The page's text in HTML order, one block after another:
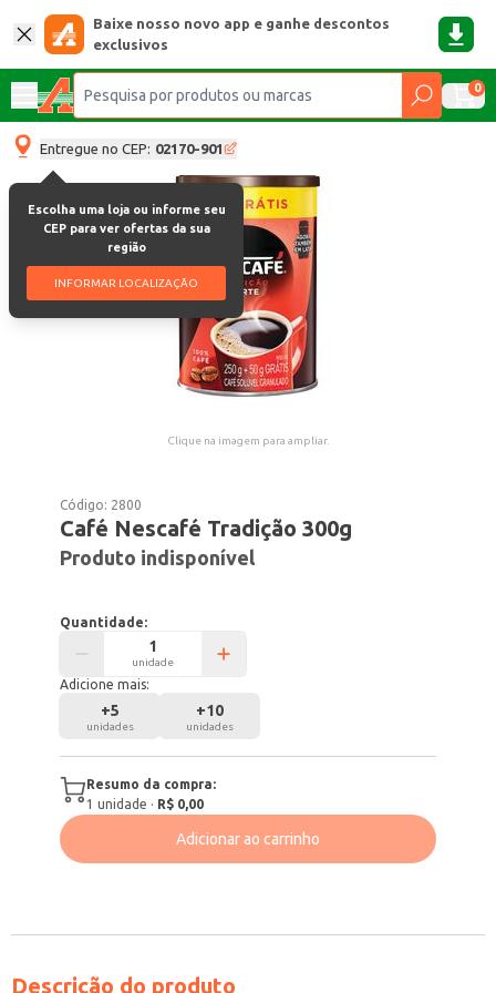
Baixe nosso novo app e ganhe descontos
exclusivos
0
Entregue no CEP: 02170-901
Escolha uma loja ou informe seu
CEP para ver ofertas da sua
região
INFORMAR LOCALIZAÇÃO
Clique na imagem para ampliar.
Código: 2800
Café Nescafé Tradição 300g
Produto indisponível
Quantidade:
unidade
Adicione mais:
+5
unidades
+10
unidades
Resumo da compra:
1 unidade · R$ 0,00
Adicionar ao carrinho
Descrição do produto